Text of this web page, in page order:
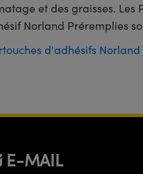
et des graisses. Les
Norland Préremplies
d'adhésifs
E-MAIL